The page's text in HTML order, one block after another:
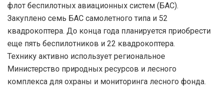
флот беспилотных авиационных систем (БАС).
Закуплено семь БАС самолетного типа и 52
квадрокоптера. До конца года планируется приобрести
еще пять беспилотников и 22 квадрокоптера.
Технику активно использует региональное
Министерство природных ресурсов и лесного
комплекса для охраны и мониторинга лесного фонда.